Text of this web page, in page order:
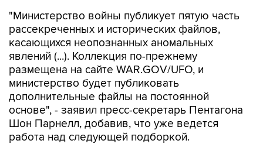
"Министерство войны публикует пятую часть
рассекреченных и исторических файлов,
касающихся неопознанных аномальных
явлений (...). Коллекция по-прежнему
размещена на сайте WAR.GOV/UFO, и
министерство будет публиковать
дополнительные файлы на постоянной
основе", - заявил пресс-секретарь Пентагона
Шон Парнелл, добавив, что уже ведется
работа над следующей подборкой.